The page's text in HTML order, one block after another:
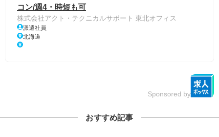
コン/週4・時短も可
株式会社アクト・テクニカルサポート 東北オフィス
派遣社員
北海道
Sponsored by
おすすめ記事